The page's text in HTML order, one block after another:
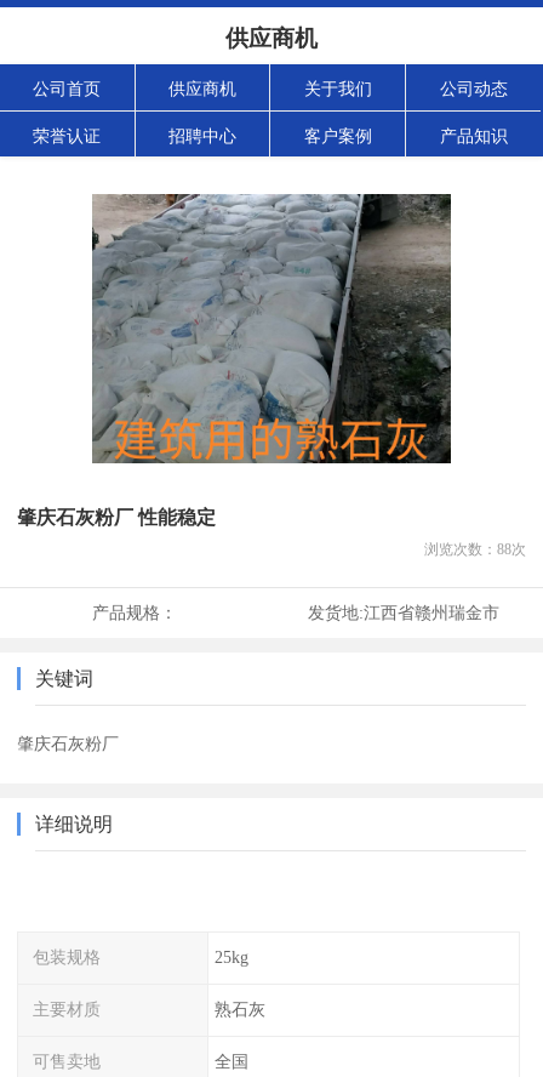
供应商机
公司首页 供应商机 关于我们 公司动态
荣誉认证 招聘中心 客户案例 产品知识
肇庆石灰粉厂 性能稳定
浏览次数： 88次
产品规格： 发货地:江西省赣州瑞金市
关键词
肇庆石灰粉厂
详细说明
包装规格 25kg
主要材质 熟石灰
可售卖地 全国